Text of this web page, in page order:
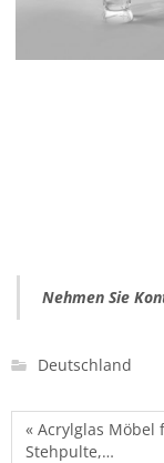
Nehmen Sie
Deutschland
« Acrylglas
Stehpulte,…